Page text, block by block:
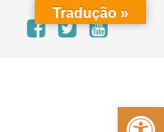
Abrir a barra de ferramentas
Tradução »